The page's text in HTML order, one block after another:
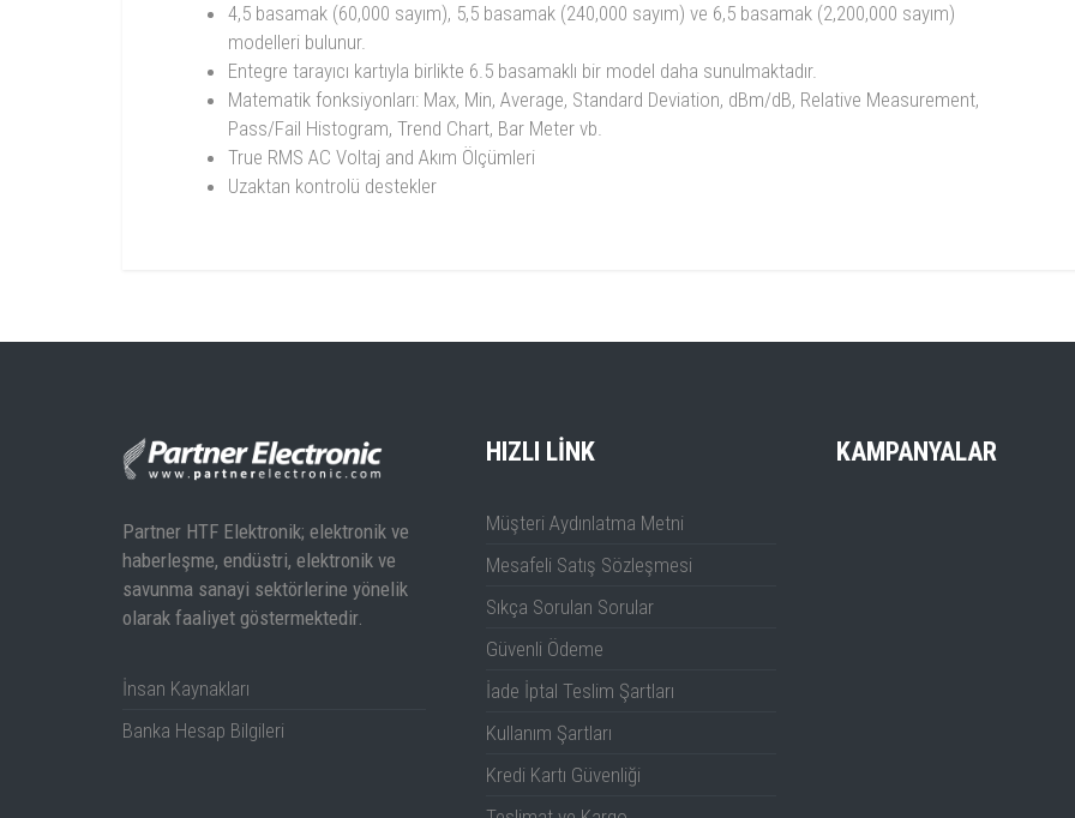
4,5 basamak (60,000 sayım), 5,5 basamak (240,000 sayım) ve 6,5 basamak (2,200,000 sayım)
modelleri bulunur.
Entegre tarayıcı kartıyla birlikte 6.5 basamaklı bir model daha sunulmaktadır.
Matematik fonksiyonları: Max, Min, Average, Standard Deviation, dBm/dB, Relative Measurement,
Pass/Fail Histogram, Trend Chart, Bar Meter vb.
True RMS AC Voltaj and Akım Ölçümleri
Uzaktan kontrolü destekler
Dokümanı
Partner HTF Elektronik; elektronik ve
haberleşme, endüstri, elektronik ve
savunma sanayi sektörlerine yönelik
olarak faaliyet göstermektedir.
İnsan Kaynakları
Banka Hesap Bilgileri
HIZLI LINK
Müşteri Aydınlatma Metni
Mesafeli Satış Sözleşmesi
Sıkça Sorulan Sorular
Güvenli Ödeme
İade İptal Teslim Şartları
Kullanım Şartları
Kredi Kartı Güvenliği
KAMPANYALAR